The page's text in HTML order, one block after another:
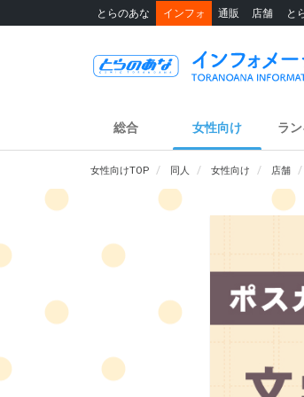
とらのあな インフォ 通販 店舗 と
総合 女性向け ラ
女性向けTOP 同人 女性向け 店舗